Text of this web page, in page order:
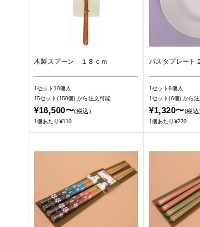
木製スプーン １８ｃｍ
1セット10個入
15セット(150個)から注文可能
¥16,500〜(税込)
1個あたり¥110
パスタプレート
1セット6個入
1セット(6個) から
¥1,320〜(税込
1個あたり¥220